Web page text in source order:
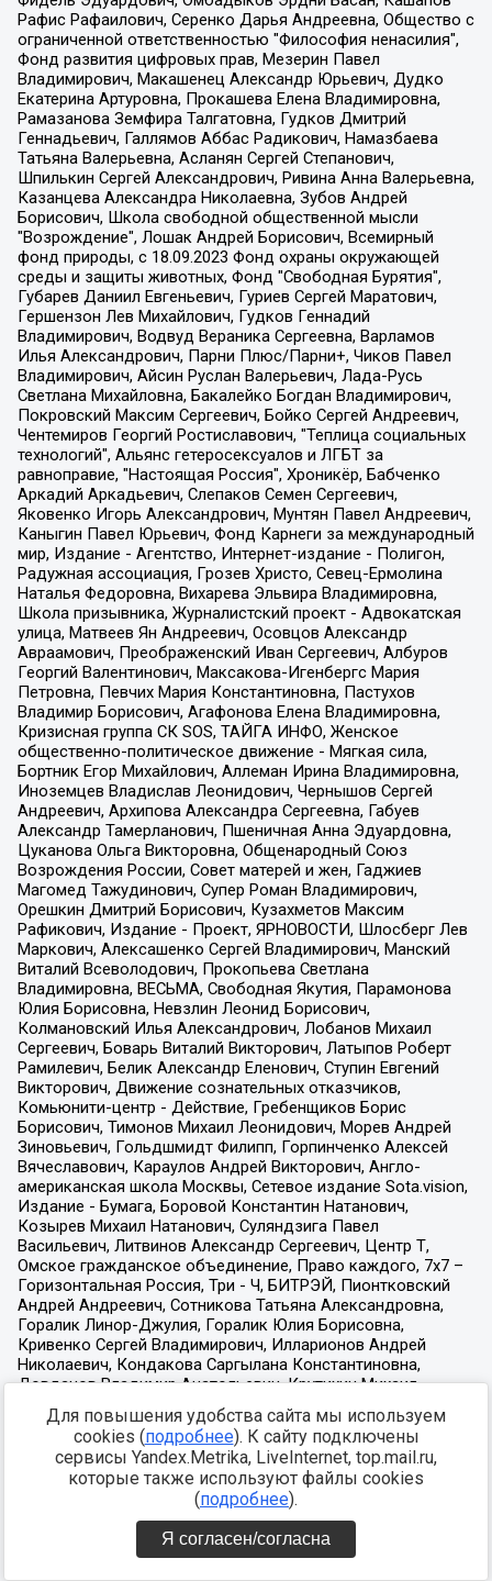
Для повышения удобства сайта мы используем
cookies (подробнее). К сайту подключены
сервисы Yandex.Metrika, LiveInternet, top.mail.ru,
которые также используют файлы cookies
(подробнее).
Я согласен/согласна